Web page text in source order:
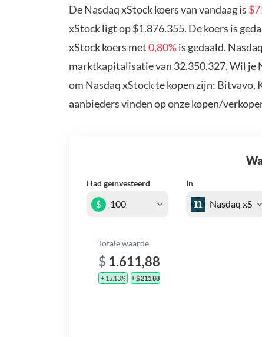
De Nasdaq xStock koers van vandaag is
xStock ligt op $1.876.355. De koers is
xStock koers met0,80%is gedaald.
marktkapitalisatie van 32.350.327. Wil je
om Nasdaq xStock te kopen zijn: Bitvavo,
aanbieders vinden op onze kopen/
Had geïnvesteerd In
$
Totale waarde
$ 1.611,88
+ 15,13% + $ 211,88